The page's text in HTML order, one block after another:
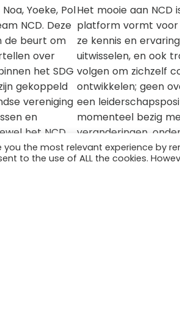
Yoeke, Pol
NCD. Deze
de beurt om
over
het SDG
gekoppeld
vereniging
en
het NCD.
de naam af
een
Het mooie aan NCD
platform vormt voor
ze kennis en
uitwisselen, en ook
volgen om zichzelf
ontwikkelen; geen
een
momenteel bezig
veranderingen,
leiderschap willen ze
opfrissen en zich
you the most relevant experience by
to the use of ALL the cookies.